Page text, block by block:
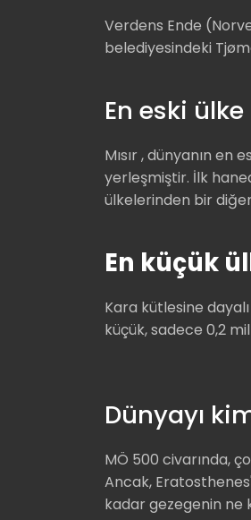
Verdens Ende
belediyesindeki
En eski
Mısır , dünyanın
yerleşmiştir. İlk
ülkelerinden bir
En küçük
Kara kütlesine
küçük, sadece 0,2
Dünyayı
MÖ 500 civarında,
Ancak,
kadar gezegenin ne